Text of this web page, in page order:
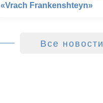
«Vrach Frankenshteyn»
Все новости